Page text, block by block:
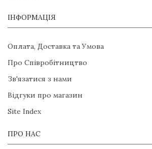
ІНФОРМАЦІЯ
Оплата, Доставка та Умова
Про Співробітництво
Зв'язатися з нами
Відгуки про магазин
Site Index
ПРО НАС